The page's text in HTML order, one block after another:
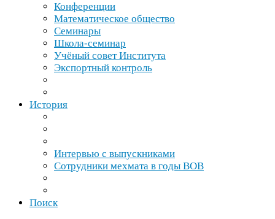
Конференции
Математическое общество
Семинары
Школа-​семинар
Учёный совет Института
Экспортный контроль
История
Интервью с выпускниками
Сотрудники мехмата в годы ВОВ
Поиск